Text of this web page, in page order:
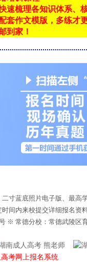
梳理各知识体系、
作文模版，多练才
到家！
寸蓝底照片电子版、最高
间内来校提交详细报名资
※ 常德分校：常德武陵区
熊老师
考网上报名系统